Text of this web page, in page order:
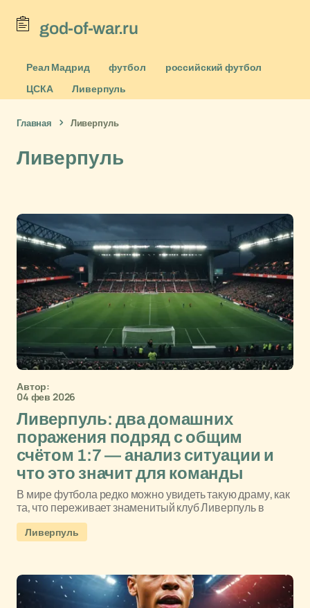
god-of-war.ru
Реал Мадрид футбол
российский футбол
ЦСКА
Ливерпуль
Главная Ливерпуль
Ливерпуль
Автор:
04 фев 2026
Ливерпуль: два домашних
поражения подряд с общим
счётом 1:7 — анализ ситуации и
что это значит для команды
В мире футбола редко можно увидеть такую драму, как
та, что переживает знаменитый клуб Ливерпуль в
Ливерпуль